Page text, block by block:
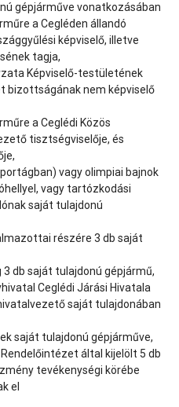
gépjárműve vonatkozásában
a Cegléden állandó
képviselő, illetve
tagja,
Képviselő-testületének
bizottságának nem képviselő
a Ceglédi Közös
tisztségviselője, és
vagy olimpiai bajnok
vagy tartózkodási
saját tulajdonú
részére 3 db saját
3 db saját tulajdonú gépjármű,
Ceglédi Járási Hivatala
saját tulajdonában
saját tulajdonú gépjárműve,
által kijelölt 5 db
tevékenységi körébe
el